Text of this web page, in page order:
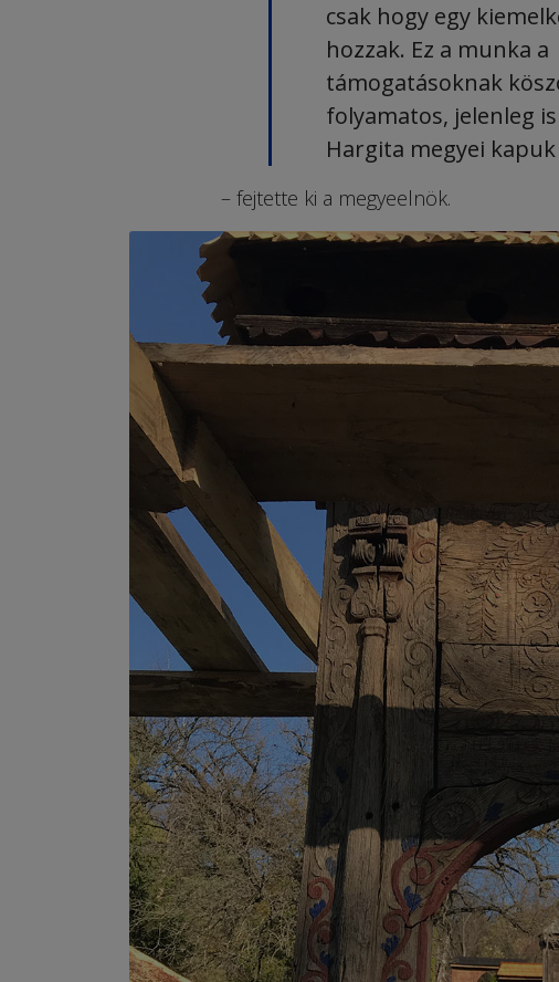
csak hogy egy
hozzak. Ez a munka a
támogatásoknak
folyamatos, jelenleg
Hargita megyei
– fejtette ki a megyeelnök.